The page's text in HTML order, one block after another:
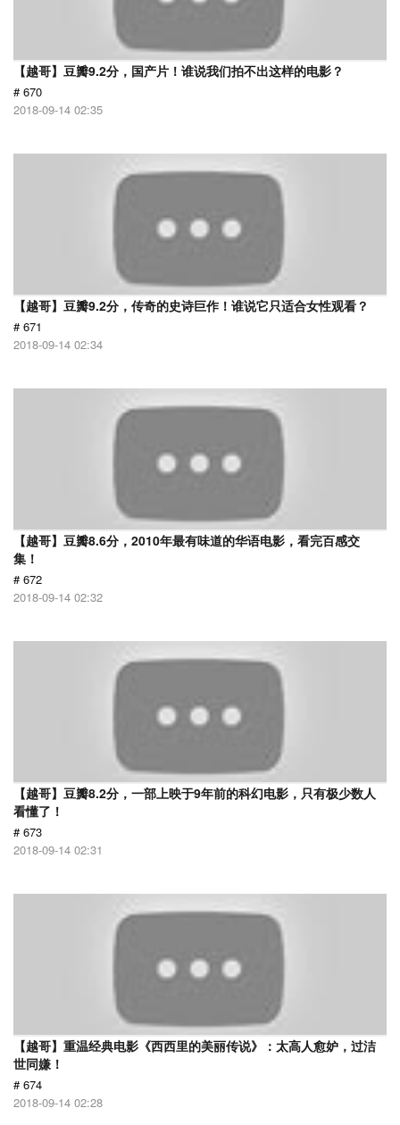
【越哥】豆瓣9.2分，国产片！谁说我们拍不出这样的电影？
# 670
2018-09-14 02:35
【越哥】豆瓣9.2分，传奇的史诗巨作！谁说它只适合女性观看？
# 671
2018-09-14 02:34
【越哥】豆瓣8.6分，2010年最有味道的华语电影，看完百感交
集！
# 672
2018-09-14 02:32
【越哥】豆瓣8.2分，一部上映于9年前的科幻电影，只有极少数人
看懂了！
# 673
2018-09-14 02:31
【越哥】重温经典电影《西西里的美丽传说》：太高人愈妒，过洁
世同嫌！
# 674
2018-09-14 02:28